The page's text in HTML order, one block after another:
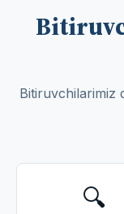
Bitiruvchilarimiz
🔍